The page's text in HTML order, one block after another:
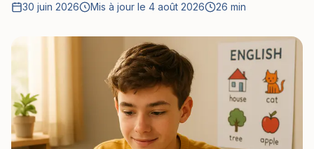
30 juin 2026 Mis à jour le 4 août 2026 26 min